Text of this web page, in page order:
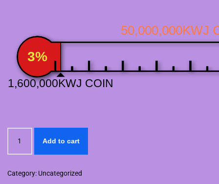
50,000,000KWJ
1,600,000KWJ COIN
3%
KWJ
COIN
เกจ
Add to cart
Category: Uncategorized